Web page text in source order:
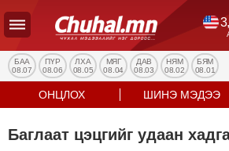
УЛС
ТӨР
НИЙГЭМ
ЭРҮҮЛ
БАА
08.07
ПҮР
08.06
ЛХА
08.05
МЯГ
08.04
ДАВ
08.03
НЯМ
08.02
БЯМ
08.01
ОНЦЛОХ ШИНЭ МЭДЭЭ
Баглаат цэцгийг удаан